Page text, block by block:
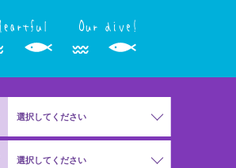
選択してください
選択してください